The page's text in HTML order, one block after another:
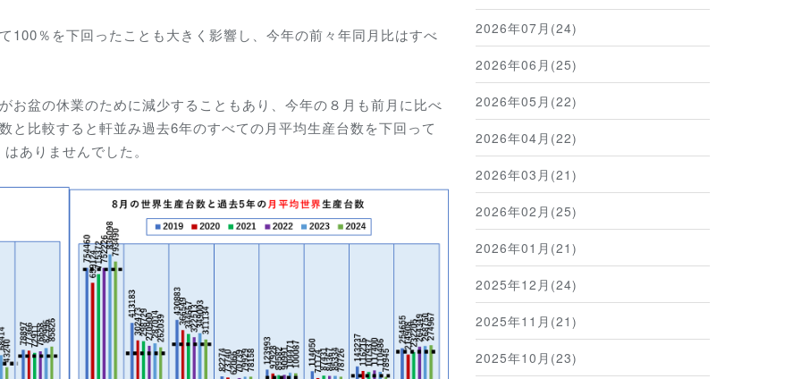
100％を下回ったことも大きく影響し、今年の前々年同月比はすべ
お盆の休業のために減少することもあり、今年の８月も前月に比べ
と比較すると軒並み過去6年のすべての月平均生産台数を下回って
ありませんでした。
2026年07月(24)
2026年06月(25)
2026年05月(22)
2026年04月(22)
2026年03月(21)
2026年02月(25)
2026年01月(21)
2025年12月(24)
2025年11月(21)
2025年10月(23)